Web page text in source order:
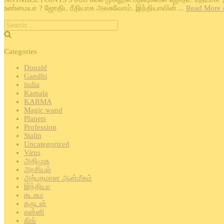
உண்மையா ? ஜோதிட ரீதியாக அலசுவோம். இந்தியாவின்… Read More
Search
for:
Categories
Donald
Gandhi
india
Kamala
KARMA
Magic wand
Planets
Profession
Stalin
Uncategorized
Virus
அதிமுக
அரசியல்
அற்புதமான ஆன்மீகம்
இந்தியா
கடகம
கருடன்
கன்னி
கிங்